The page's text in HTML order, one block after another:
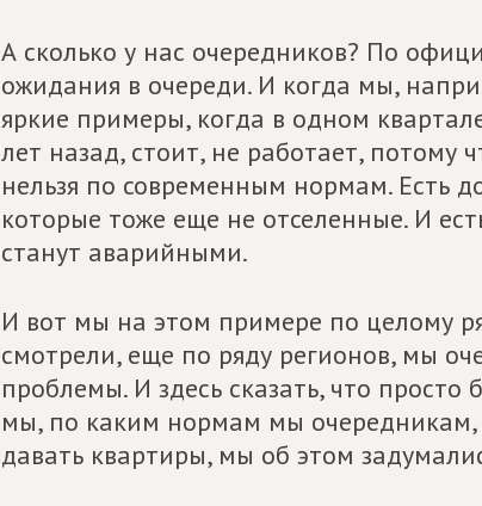
А сколько у нас очередников? По
ожидания в очереди. И когда мы,
яркие примеры, когда в одном
лет назад, стоит, не работает, потому
нельзя по современным нормам. Есть
которые тоже еще не отселенные. И
станут аварийными.
И вот мы на этом примере по целому
смотрели, еще по ряду регионов, мы
проблемы. И здесь сказать, что
мы, по каким нормам мы
давать квартиры, мы об этом